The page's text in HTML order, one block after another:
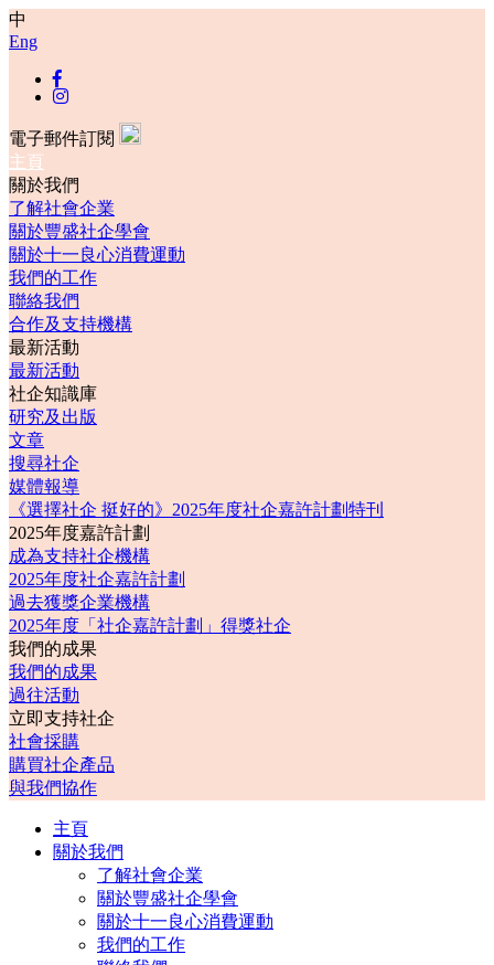
中
Eng
電子郵件訂閱
主頁
關於我們
了解社會企業
關於豐盛社企學會
關於十一良心消費運動
我們的工作
聯絡我們
合作及支持機構
最新活動
最新活動
社企知識庫
研究及出版
文章
搜尋社企
媒體報導
《選擇社企 挺好的》2025年度社企嘉許計劃特刊
2025年度嘉許計劃
成為支持社企機構
2025年度社企嘉許計劃
過去獲獎企業機構
2025年度「社企嘉許計劃」得獎社企
我們的成果
我們的成果
過往活動
立即支持社企
社會採購
購買社企產品
與我們協作
主頁
關於我們
了解社會企業
關於豐盛社企學會
關於十一良心消費運動
我們的工作